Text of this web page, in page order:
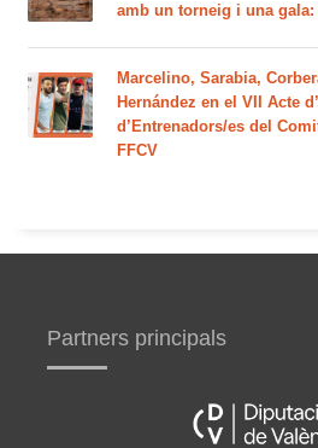
amb un torneig i una gala:
Marcelino, Sarabia,
Hernández en el VII Acte
d’Entrenadors/es del
FFCV
Partners principals